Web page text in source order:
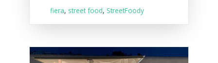
fiera, street food,StreetFoody